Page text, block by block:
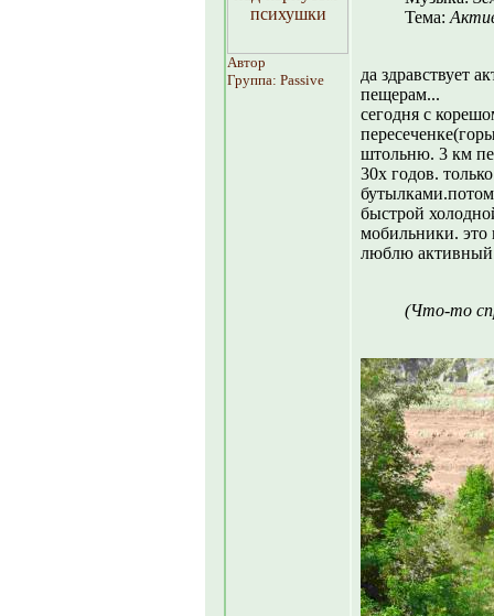
Автор
Группа: Passive
Тема:
да здравствует
пещерам...
сегодня с
штольню. 3 км
30х годов.
быстрой
мобильники. это
люблю
(Что-то